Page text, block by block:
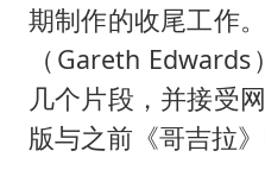
期制作的收尾工作
（Gareth
几个片段，并接受
版与之前《哥吉拉》